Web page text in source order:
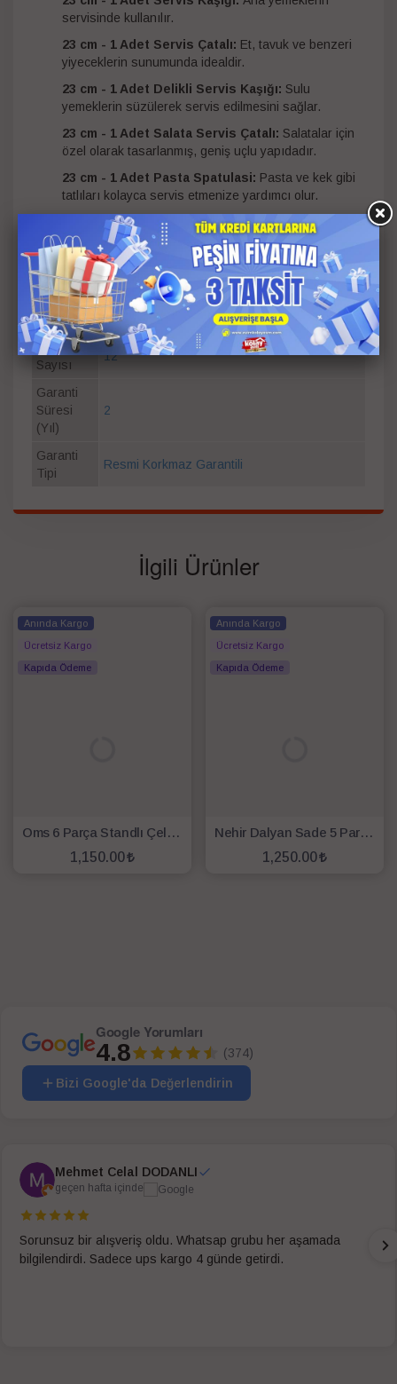
servisinde kullanılır.
23 cm - 1 Adet Servis Çatalı: Et, tavuk ve benzeri
yiyeceklerin sunumunda idealdir.
23 cm - 1 Adet Delikli Servis Kaşığı: Sulu
yemeklerin süzülerek servis edilmesini sağlar.
23 cm - 1 Adet Salata Servis Çatalı: Salatalar için
özel olarak tasarlanmış, geniş uçlu yapıdadır.
23 cm - 1 Adet Pasta Spatulasi: Pasta ve kek gibi
tatlıları kolayca servis etmenize yardımcı olur.
23 cm - 1 Adet Kepçe:Çorba ve sos gibi sıvı
yiyeceklerin pratik şekilde sunulmasını sağlar.
14 cm - 6 Adet Meze Kaşığı:Mezeler, atıştırmalıklar
ve küçük porsiyonlar için çok amaçlı kullanım imkânı
sunar.
Parça
Sayısı
12
Garanti
Süresi
(Yıl)
2
Garanti
Tipi
Resmi Korkmaz Garantili
İlgili Ürünler
Anında Kargo
Ücretsiz Kargo
Kapıda Ödeme
Oms 6 Parça Standlı Çelik SErvis Takımı 2MM
1,150.00
Anında Kargo
Ücretsiz Kargo
Kapıda Ödeme
Nehir Dalyan Sade 5 Parça Servis Seti
1,250.00
Google Yorumları
4.8 (374)
Bizi Google'da Değerlendirin
Mehmet Celal DODANLI
geçen hafta içinde
Sorunsuz bir alışveriş oldu. Whatsap grubu her aşamada
bilgilendirdi. Sadece ups kargo 4 günde getirdi.